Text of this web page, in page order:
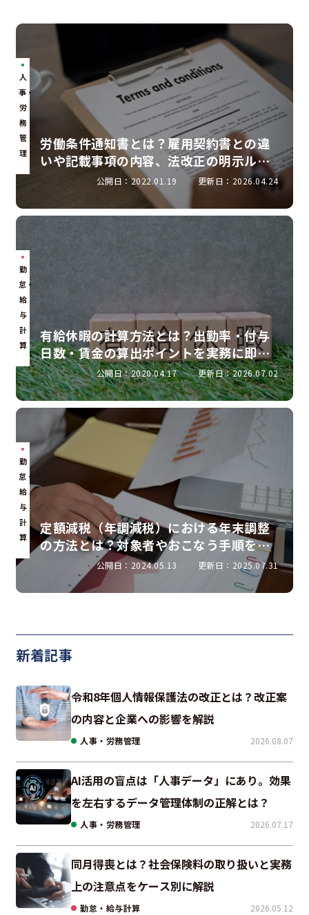
人
事・
労
務
管
理
労働条件通知書とは？雇用契約書との違
いや記載事項の内容、法改正の明示ルー
ルを解説
公開日：2022.01.19 更新日：2026.04.24
勤
怠・
給
与
計
算
有給休暇の計算方法とは？出勤率・付与
日数・賃金の算出ポイントを実務に即し
て解説
公開日：2020.04.17 更新日：2026.07.02
勤
怠・
給
与
計
算
定額減税（年調減税）における年末調整
の方法とは？対象者やおこなう手順を解
公開日：2024.05.13 更新日：2025.07.31
新着記事
令和8年個人情報保護法の改正とは？改正案
の内容と企業への影響を解説
人事・労務管理 2026.08.07
AI活用の盲点は「人事データ」にあり。効果
を左右するデータ管理体制の正解とは？
人事・労務管理 2026.07.17
同月得喪とは？社会保険料の取り扱いと実務
上の注意点をケース別に解説
勤怠・給与計算 2026.05.12